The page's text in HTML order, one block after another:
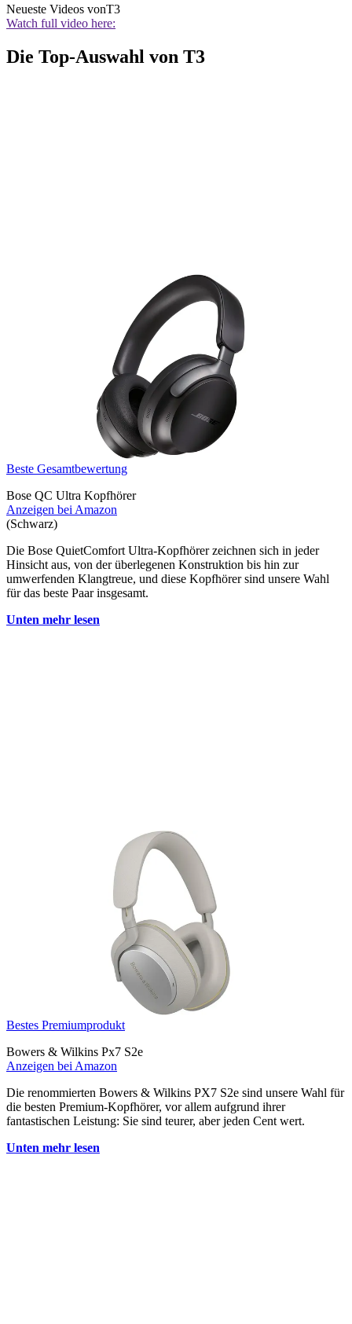
Neueste Videos vonT3
Watch full video here:
Die Top-Auswahl von T3
Beste Gesamtbewertung
Bose QC Ultra Kopfhörer
Anzeigen bei Amazon
(Schwarz)
Die Bose QuietComfort Ultra-Kopfhörer zeichnen sich in jeder
Hinsicht aus, von der überlegenen Konstruktion bis hin zur
umwerfenden Klangtreue, und diese Kopfhörer sind unsere Wahl
für das beste Paar insgesamt.
Unten mehr lesen
Bestes Premiumprodukt
Bowers & Wilkins Px7 S2e
Anzeigen bei Amazon
Die renommierten Bowers & Wilkins PX7 S2e sind unsere Wahl für
die besten Premium-Kopfhörer, vor allem aufgrund ihrer
fantastischen Leistung: Sie sind teurer, aber jeden Cent wert.
Unten mehr lesen